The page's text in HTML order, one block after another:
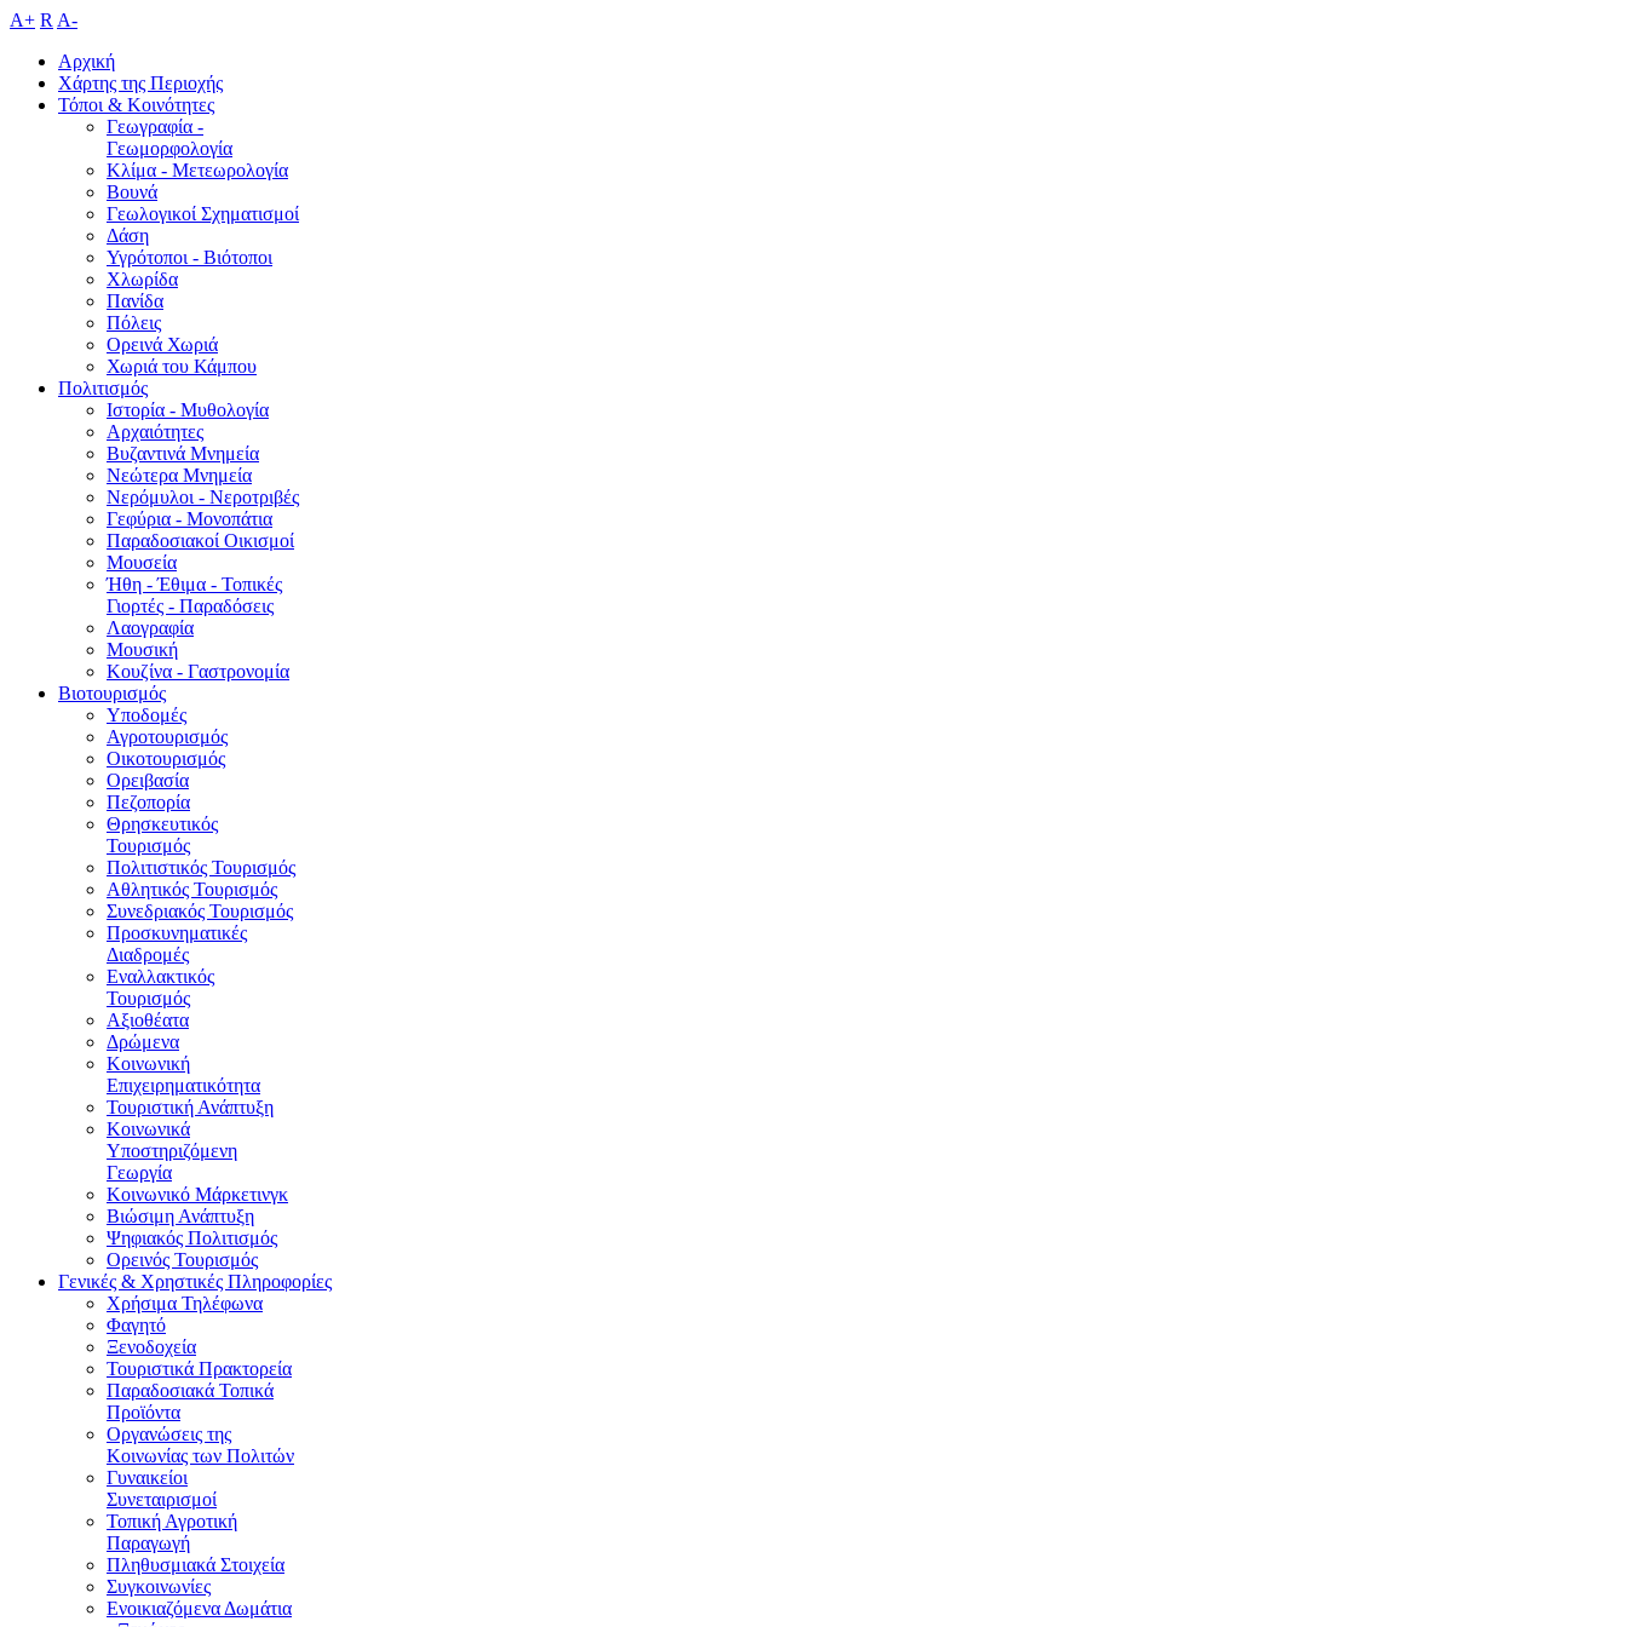
A+ R A-
Αρχική
Χάρτης της Περιοχής
Τόποι & Κοινότητες
Γεωγραφία -
Γεωμορφολογία
Κλίμα - Mετεωρολογία
Βουνά
Γεωλογικοί Σχηματισμοί
Δάση
Υγρότοποι - Βιότοποι
Χλωρίδα
Πανίδα
Πόλεις
Ορεινά Χωριά
Χωριά του Κάμπου
Πολιτισμός
Ιστορία - Μυθολογία
Αρχαιότητες
Βυζαντινά Μνημεία
Νεώτερα Μνημεία
Νερόμυλοι - Nεροτριβές
Γεφύρια - Μονοπάτια
Παραδοσιακοί Οικισμοί
Μουσεία
Ήθη - Έθιμα - Τοπικές
Γιορτές - Παραδόσεις
Λαογραφία
Μουσική
Κουζίνα - Γαστρονομία
Βιοτουρισμός
Υποδομές
Αγροτουρισμός
Οικοτουρισμός
Ορειβασία
Πεζοπορία
Θρησκευτικός
Τουρισμός
Πολιτιστικός Τουρισμός
Αθλητικός Τουρισμός
Συνεδριακός Τουρισμός
Προσκυνηματικές
Διαδρομές
Εναλλακτικός
Τουρισμός
Αξιοθέατα
Δρώμενα
Κοινωνική
Επιχειρηματικότητα
Τουριστική Ανάπτυξη
Κοινωνικά
Υποστηριζόμενη
Γεωργία
Κοινωνικό Μάρκετινγκ
Βιώσιμη Ανάπτυξη
Ψηφιακός Πολιτισμός
Ορεινός Τουρισμός
Γενικές & Χρηστικές Πληροφορίες
Χρήσιμα Τηλέφωνα
Φαγητό
Ξενοδοχεία
Τουριστικά Πρακτορεία
Παραδοσιακά Τοπικά
Προϊόντα
Οργανώσεις της
Κοινωνίας των Πολιτών
Γυναικείοι
Συνεταιρισμοί
Τοπική Αγροτική
Παραγωγή
Πληθυσμιακά Στοιχεία
Συγκοινωνίες
Ενοικιαζόμενα Δωμάτια